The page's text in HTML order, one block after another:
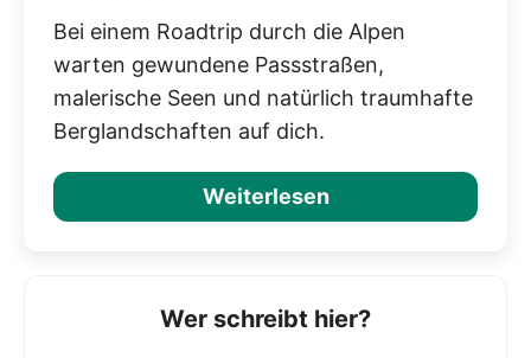
Bei einem Roadtrip durch die Alpen
warten gewundene Passstraßen,
malerische Seen und natürlich traumhafte
Berglandschaften auf dich.
Weiterlesen
Wer schreibt hier?